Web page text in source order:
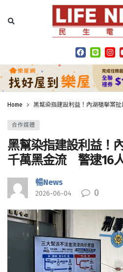
Home 黑幫染指建設利益！內湖槍擊案
合作媒體
黑幫染指建設利益！
千萬黑金流 警逮16
暢News
2026-06-04 0